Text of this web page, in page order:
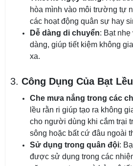
hòa mình vào môi trường tự
các hoạt động quân sự hay
Dễ dàng di chuyển: Bạt nhẹ
dàng, giúp tiết kiệm không
xa.
3. Công Dụng Của Bạt
Che mưa nắng trong các
lều rằn ri giúp tạo ra không
cho người dùng khi cắm trại
sông hoặc bất cứ đâu ngoài
Sử dụng trong quân đội:
được sử dụng trong các